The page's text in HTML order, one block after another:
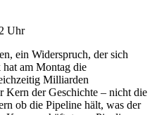
Uhr
ein Widerspruch, der sich
am Montag die
Milliarden
Kern der Geschichte – nicht die
ob die Pipeline hält, was der